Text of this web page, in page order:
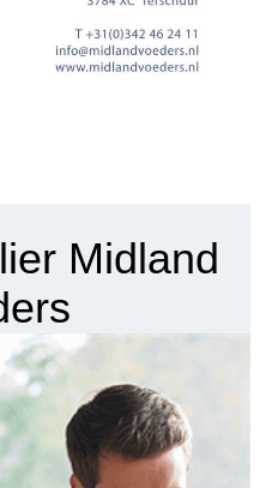
Midland